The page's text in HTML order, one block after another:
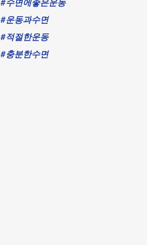
#수면에좋은운동
#운동과수면
#적절한운동
#충분한수면